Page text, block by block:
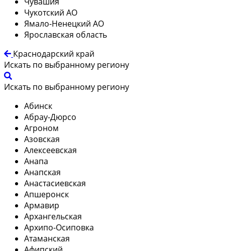
Чукотский АО
Ямало-Ненецкий АО
Ярославская область
Краснодарский край
Искать по выбранному региону
Искать по выбранному региону
Абинск
Абрау-Дюрсо
Агроном
Азовская
Алексеевская
Анапа
Анапская
Анастасиевская
Апшеронск
Армавир
Архангельская
Архипо-Осиповка
Атаманская